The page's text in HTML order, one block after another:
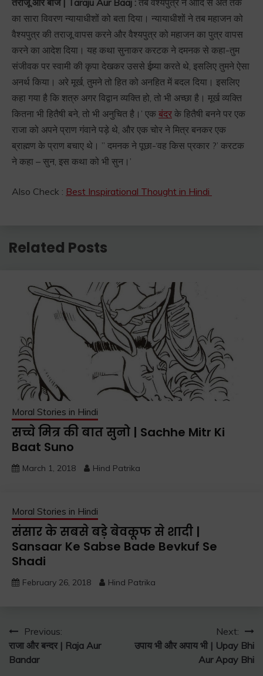
का सारा विवरण न्यायाधीशों को बता दिया। न्यायाधीशों ने तब महाजन को
वैश्यपुत्र की तराजू वापस करने और वैश्यपुत्र को महाजन का पुत्र वापस
करने का आदेश दिया। यह कथा सुनाकर करटक ने दमनक से कहा-तुम
संजीवक पर स्वामी की कृपा देखकर उससे ईष्र्या करते थे, इसलिए तुमने ऐसा
अनर्थ किया। अरे मूर्ख, तुमने तो हित को अनहित में बदल दिया। इसलिए
कहा गया है कि शत्रु अगर विद्वान व्यक्ति हो, तो भी अच्छा है। मूर्ख व्यक्ति
कितना भी हितैषी बने, तो भी अनुचित है।’ एक बंदर के हितैषी बनने पर एक
राजा को अपने प्राण गंवाने पड़े थे, और एक चोर ने मित्र बनकर एक
ब्राह्मण के प्राण बचाए थे। ” दमनक ने पूछा-‘वह किस प्रकार ?’ करटक
ने कहा – सुन, इस कथा को भी सुन।’
Also Check : Best Inspirational Thought in Hindi
Related Posts
Moral Stories in Hindi
सच्चे मित्र की बात सुनो | Sachhe Mitr Ki
Baat Suno
March 1, 2018 Hind Patrika
Moral Stories in Hindi
संसार के सबसे बड़े बेवकूफ से शादी |
Sansaar Ke Sabse Bade Bevkuf Se
Shadi
February 26, 2018 Hind Patrika
Post
navigation
Previous:
राजा और बन्दर | Raja Aur
Bandar
Next:
उपाय भी और अपाय भी | Upay Bhi
Aur Apay Bhi